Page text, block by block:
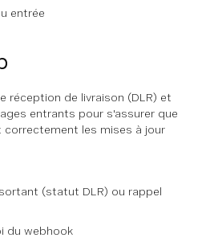
entrée
réception de livraison (DLR) et
entrants pour s'assurer que
les mises à jour
(statut DLR) ou rappel
du webhook